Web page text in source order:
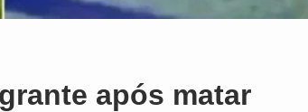
após matar